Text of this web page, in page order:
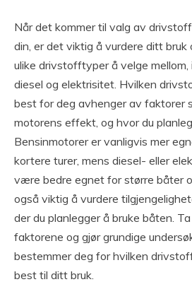
Når det kommer til valg av
din, er det viktig å vurdere ditt bruk
ulike drivstofftyper å velge mellom,
diesel og elektrisitet. Hvilken
best for deg avhenger av faktorer
motorens effekt, og hvor du
Bensinmotorer er vanligvis mer
kortere turer, mens diesel- eller
være bedre egnet for større båter
også viktig å vurdere
der du planlegger å bruke båten.
faktorene og gjør grundige
bestemmer deg for hvilken
best til ditt bruk.